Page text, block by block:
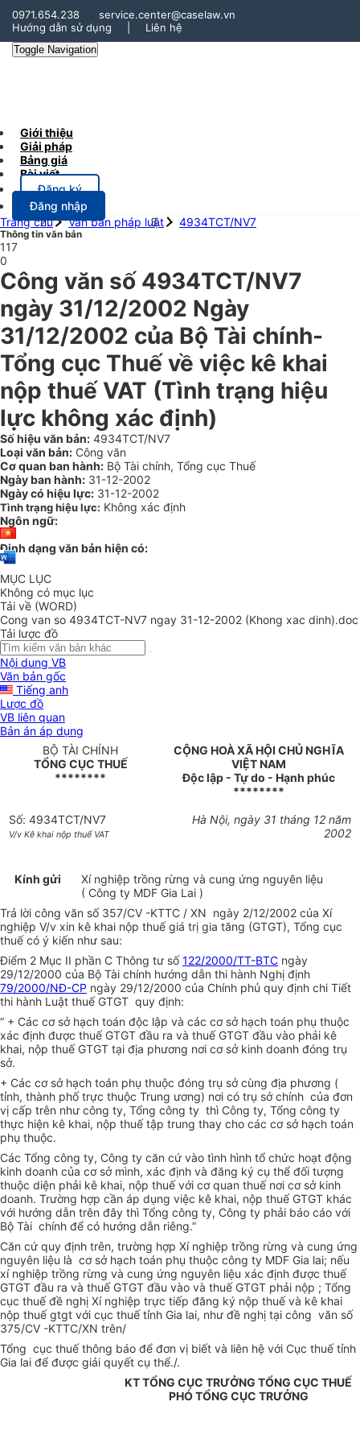
0971.654.238
service.center@caselaw.vn
Hướng dẫn sử dụng
Liên hệ
Toggle Navigation
Giới thiệu
Giải pháp
Bảng giá
Bài viết
Đăng ký
Đăng nhập
Trang chủ
Văn bản pháp luật 4934TCT/NV7
Thông tin văn bản
117
0
Công văn số 4934TCT/NV7
ngày 31/12/2002 Ngày
31/12/2002 của Bộ Tài chính-
Tổng cục Thuế về việc kê khai
nộp thuế VAT (Tình trạng hiệu
lực không xác định)
Số hiệu văn bản: 4934TCT/NV7
Loại văn bản: Công văn
Cơ quan ban hành: Bộ Tài chính, Tổng cục Thuế
Ngày ban hành: 31-12-2002
Ngày có hiệu lực: 31-12-2002
Tình trạng hiệu lực: Không xác định
Ngôn ngữ:
Định dạng văn bản hiện có:
MỤC LỤC
Không có mục lục
Tải về (WORD)
Cong van so 4934TCT-NV7 ngay 31-12-2002 (Khong xac dinh).doc
Tải lược đồ
Nội dung VB
Văn bản gốc
Tiếng anh
Lược đồ
VB liên quan
Bản án áp dụng
BỘ TÀI CHÍNH
TỔNG CỤC THUẾ
********
CỘNG HOÀ XÃ HỘI CHỦ NGHĨA
VIỆT NAM
Độc lập - Tự do - Hạnh phúc
********
Số: 4934TCT/NV7
V/v Kê khai nộp thuế VAT
Hà Nội, ngày 31 tháng 12 năm
2002
Kính gửi
Xí nghiệp trồng rừng và cung ứng nguyên liệu
( Công ty MDF Gia Lai )
Trả lời công văn số 357/CV -KTTC / XN ngày 2/12/2002 của Xí
nghiệp V/v xin kê khai nộp thuế giá trị gia tăng (GTGT), Tổng cục
thuế có ý kiến như sau:
Điểm 2 Mục II phần C Thông tư số122/2000/TT-BTC ngày
29/12/2000 của Bộ Tài chính hướng dẫn thi hành Nghị định
79/2000/NĐ-CP ngày 29/12/2000 của Chính phủ quy định chi Tiết
thi hành Luật thuế GTGT quy định:
“ + Các cơ sở hạch toán độc lập và các cơ sở hạch toán phụ thuộc
xác định được thuế GTGT đầu ra và thuế GTGT đầu vào phải kê
khai, nộp thuế GTGT tại địa phương nơi cơ sở kinh doanh đóng trụ
sở.
+ Các cơ sở hạch toán phụ thuộc đóng trụ sở cùng địa phương (
tỉnh, thành phố trực thuộc Trung ương) nơi có trụ sở chính của đơn
vị cấp trên như công ty, Tổng công ty thì Công ty, Tổng công ty
thực hiện kê khai, nộp thuế tập trung thay cho các cơ sở hạch toán
phụ thuộc.
Các Tổng công ty, Công ty căn cứ vào tình hình tổ chức hoạt động
kinh doanh của cơ sở mình, xác định và đăng ký cụ thể đối tượng
thuộc diện phải kê khai, nộp thuế với cơ quan thuế nơi cơ sở kinh
doanh. Trường hợp cần áp dụng việc kê khai, nộp thuế GTGT khác
với hướng dẫn trên đây thì Tổng công ty, Công ty phải báo cáo với
Bộ Tài chính để có hướng dẫn riêng.”
Căn cứ quy định trên, trường hợp Xí nghiệp trồng rừng và cung ứng
nguyên liệu là cơ sở hạch toán phụ thuộc công ty MDF Gia lai; nếu
xí nghiệp trồng rừng và cung ứng nguyên liệu xác định được thuế
GTGT đầu ra và thuế GTGT đầu vào và thuế GTGT phải nộp ; Tổng
cục thuế đề nghị Xí nghiệp trực tiếp đăng ký nộp thuế và kê khai
nộp thuế gtgt với cục thuế tỉnh Gia lai, như đề nghị tại công văn số
375/CV -KTTC/XN trên/
Tổng cục thuế thông báo để đơn vị biết và liên hệ với Cục thuế tỉnh
Gia lai để được giải quyết cụ thể./.
KT TỔNG CỤC TRƯỞNG TỔNG CỤC THUẾ
PHÓ TỔNG CỤC TRƯỞNG